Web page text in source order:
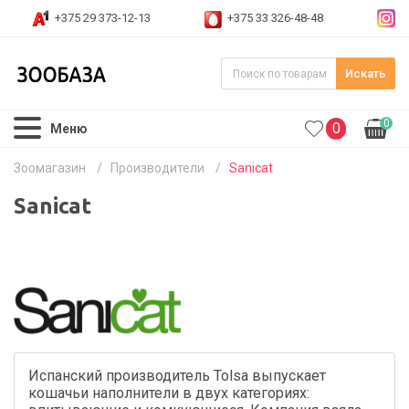
+375 29 373-12-13 +375 33 326-48-48
Искать
Меню 0 0
Зоомагазин / Производители / Sanicat
Sanicat
Испанский производитель Tolsa выпускает
кошачьи наполнители в двух категориях: